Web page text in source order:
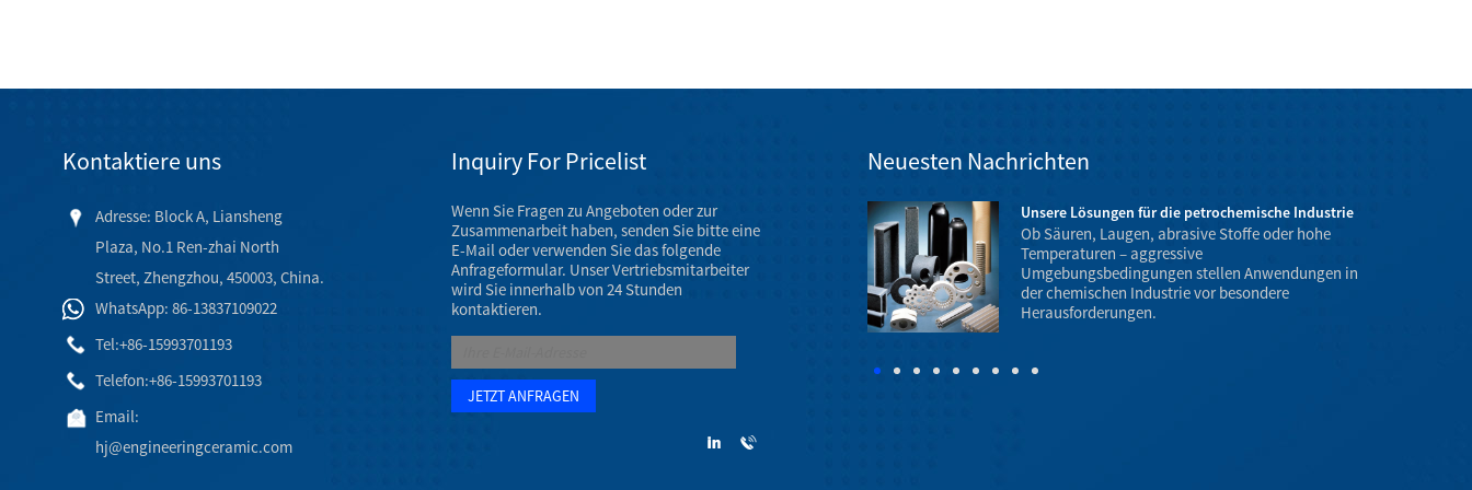
Kontaktiere uns
Adresse: Block A, Liansheng
Plaza, No.1 Ren-zhai North
Street, Zhengzhou, 450003, China.
WhatsApp: 86-13837109022
Tel:+86-15993701193
Telefon:+86-15993701193
Email:
hj@engineeringceramic.com
Inquiry For Pricelist
Wenn Sie Fragen zu Angeboten oder zur
Zusammenarbeit haben, senden Sie bitte eine
E-Mail oder verwenden Sie das folgende
Anfrageformular. Unser Vertriebsmitarbeiter
wird Sie innerhalb von 24 Stunden
kontaktieren.
Neuesten Nachrichten
Ausstellung für Keramikmaschinenteile im März 2023
Die Jahrestagung der AAOS 2023 findet vom 7. bis 11.
März 2023 im Venetian Convention & Expo Center in
Las Vegas statt.
Unsere Lösungen für die petrochemische Industrie
Ob Säuren, Laugen, abrasive Stoffe oder hohe
Temperaturen – aggressive
Umgebungsbedingungen stellen Anwendungen in
der chemischen Industrie vor besondere
Herausforderungen.